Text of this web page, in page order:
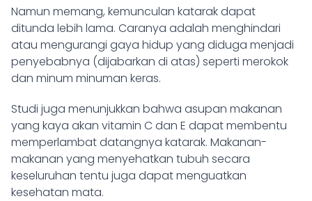
Namun memang, kemunculan katarak dapat
ditunda lebih lama. Caranya adalah menghindari
atau mengurangi gaya hidup yang diduga menjadi
penyebabnya (dijabarkan di atas) seperti merokok
dan minum minuman keras.
Studi juga menunjukkan bahwa asupan makanan
yang kaya akan vitamin C dan E dapat membentu
memperlambat datangnya katarak. Makanan-
makanan yang menyehatkan tubuh secara
keseluruhan tentu juga dapat menguatkan
kesehatan mata.